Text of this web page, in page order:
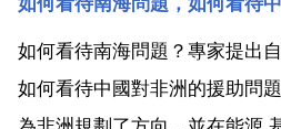
明星 很正常，他們也是人需要
問題 不應該單獨把明星拿出來
起父...
如何看待南海問題？專家提出
如何看待中國對非洲的援助問